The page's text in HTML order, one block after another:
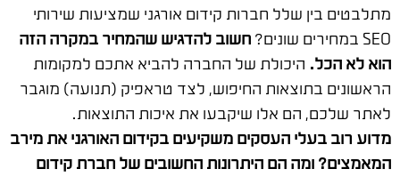
מתלבטים בין שלל חברות קידום אורגני שמציעות שירותי
SEO במחירים שונים?
חשוב להדגיש שהמחיר במקרה הזה
הוא לא הכל. היכולת של החברה להביא אתכם למקומות
הראשונים בתוצאות החיפוש, לצד טראפיק (תנועה) מוגבר
לאתר שלכם, הם אלו שיקבעו את איכות התוצאות.
מדוע רוב בעלי העסקים משקיעים בקידום האורגני את מירב
המאמצים? ומה הם היתרונות החשובים של חברת קידום